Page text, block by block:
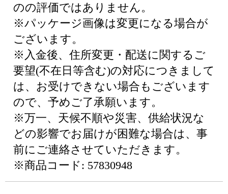
のの評価ではありません。
※パッケージ画像は変更になる場合が
ございます。
※入金後、住所変更・配送に関するご
要望(不在日等含む)の対応につきまして
は、お受けできない場合もございます
ので、予めご了承願います。
※万一、天候不順や災害、供給状況な
どの影響でお届けが困難な場合は、事
前にご連絡させていただきます。
※商品コード: 57830948